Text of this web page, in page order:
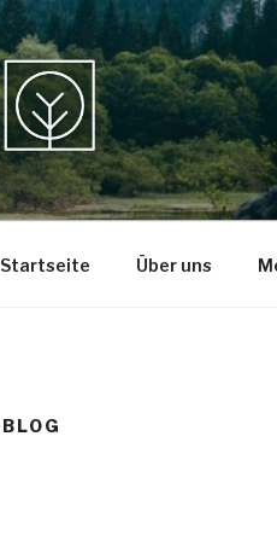
MY
Ganzheitliche
Startseite Über uns
BLOG